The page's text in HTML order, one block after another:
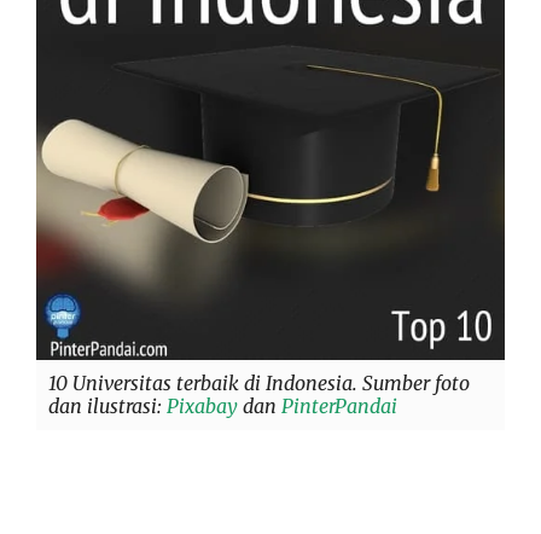
10 Universitas terbaik di Indonesia. Sumber foto
dan ilustrasi: Pixabay dan PinterPandai